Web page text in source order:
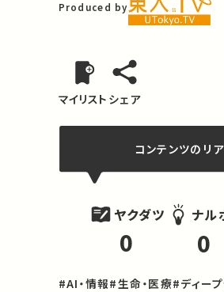
Produced by
マイリスト シェア
コンテンツの リ
ヤクダツ
0
ナル
0
#AI・情報#生命・医療#ディー